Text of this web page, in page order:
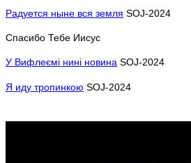
Радуется ныне вся земля SOJ-2024
Спасибо Тебе Иисус
У Вифлеємі нині новина SOJ-2024
Я иду тропинкою SOJ-2024